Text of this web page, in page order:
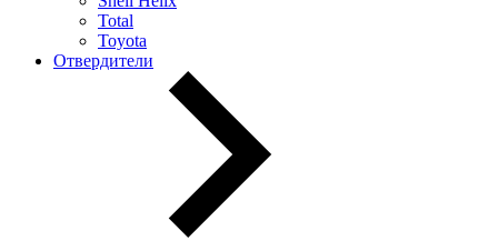
Total
Toyota
Отвердители